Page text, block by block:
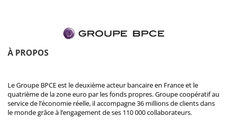
À PROPOS
Le Groupe BPCE est le deuxième acteur bancaire en France et le
quatrième de la zone euro par les fonds propres. Groupe coopératif au
service de l’économie réelle, il accompagne 36 millions de clients dans
le monde grâce à l’engagement de ses 110 000 collaborateurs.